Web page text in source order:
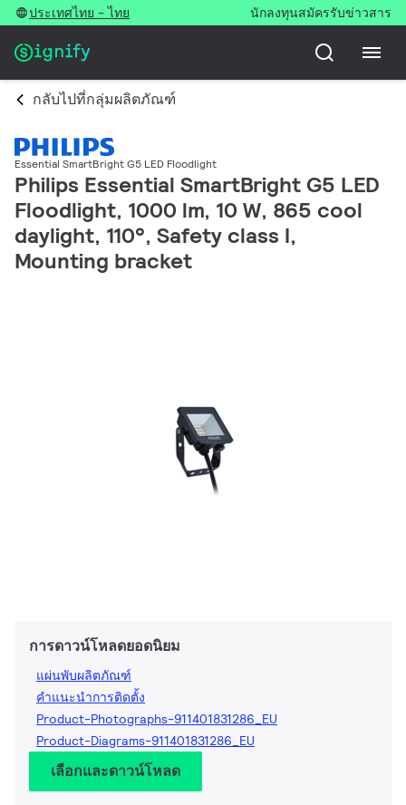
ประเทศไทย - ไทย นักลงทุนสมัครรับข่าวสาร
กลับไปที่กลุ่มผลิตภัณฑ์
Essential SmartBright G5 LED Floodlight
Philips Essential SmartBright G5 LED
Floodlight, 1000 lm, 10 W, 865 cool
daylight, 110°, Safety class I,
Mounting bracket
การดาวน์โหลดยอดนิยม
แผ่นพับผลิตภัณฑ์
คำแนะนำการติดตั้ง
Product-Photographs-911401831286_EU
Product-Diagrams-911401831286_EU
เลือกและดาวน์โหลด